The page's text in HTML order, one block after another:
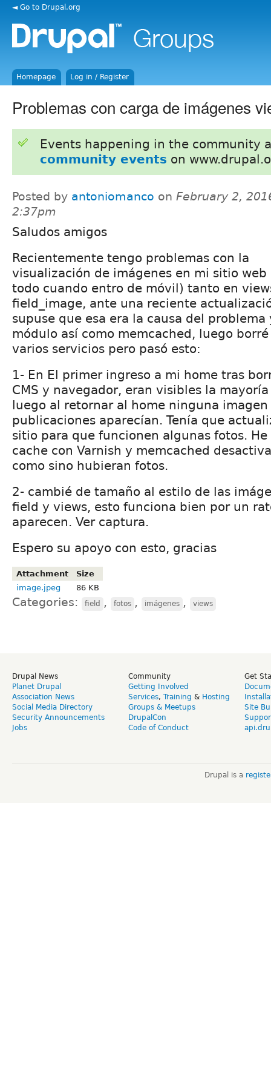
◄ Go to Drupal.org
Homepage Log in / Register
Problemas con carga de imágenes
Events happening in the community
community events on
Posted by antoniomanco on February 2,
2:37pm
Saludos amigos
Recientemente tengo problemas con la
visualización de imágenes en mi sitio web
todo cuando entro de móvil) tanto en
field_image, ante una reciente
supuse que esa era la causa del
módulo así como memcached, luego
varios servicios pero pasó esto:
1- En El primer ingreso a mi home tras
CMS y navegador, eran visibles la
luego al retornar al home ninguna imagen
publicaciones aparecían. Tenía que
sitio para que funcionen algunas fotos.
cache con Varnish y memcached
como sino hubieran fotos.
2- cambié de tamaño al estilo de las
field y views, esto funciona bien por un
aparecen. Ver captura.
Espero su apoyo con esto, gracias
Attachment
Size
image.jpeg
86 KB
Categories: field , fotos , imágenes , views
Drupal News
Planet Drupal
Association News
Social Media Directory
Security Announcements
Jobs
Community
Getting Involved
Services, Training & Hosting
Groups & Meetups
DrupalCon
Code of Conduct
Get
Site
Drupal is a